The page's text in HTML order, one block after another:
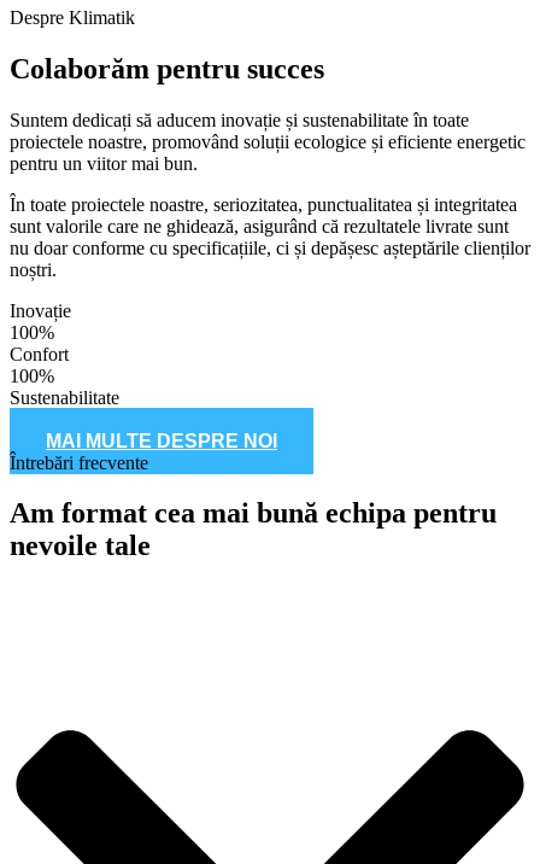
Despre Klimatik
Colaborăm pentru succes
Suntem dedicați să aducem inovație și sustenabilitate în toate
proiectele noastre, promovând soluții ecologice și eficiente energetic
pentru un viitor mai bun.
În toate proiectele noastre, seriozitatea, punctualitatea și integritatea
sunt valorile care ne ghidează, asigurând că rezultatele livrate sunt
nu doar conforme cu specificațiile, ci și depășesc așteptările clienților
noștri.
Inovație
100%
Confort
100%
Sustenabilitate
MAI MULTE DESPRE NOI
Întrebări frecvente
Am format cea mai bună echipa pentru
nevoile tale